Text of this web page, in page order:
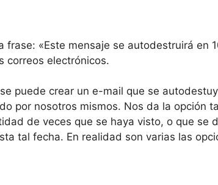
frase: «Este mensaje se autodestruirá en
correos electrónicos.
puede crear un e-mail que se
por nosotros mismos. Nos da la opción
de veces que se haya visto, o que se
tal fecha. En realidad son varias las